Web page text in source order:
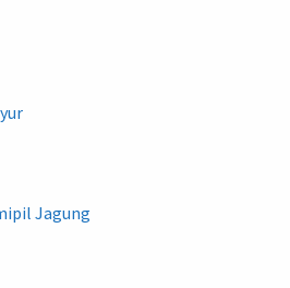
Jagung